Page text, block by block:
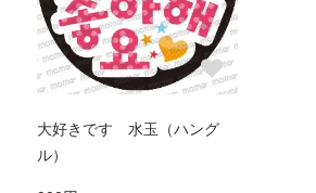
大好きです 水玉（ハング
ル）